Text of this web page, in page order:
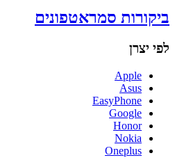
ביקורות סמראטפונים
לפי יצרן
Apple
Asus
EasyPhone
Google
Honor
Nokia
Oneplus